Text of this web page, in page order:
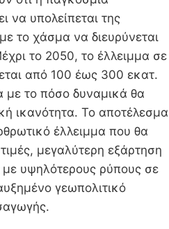
να υπολείπεται της
το χάσμα να διευρύνεται
το 2050, το έλλειμμα σε
από 100 έως 300 εκατ.
με το πόσο δυναμικά θα
ικανότητα. Το αποτέλεσμα
έλλειμμα που θα
μεγαλύτερη εξάρτηση
υψηλότερους ρύπους σε
γεωπολιτικό